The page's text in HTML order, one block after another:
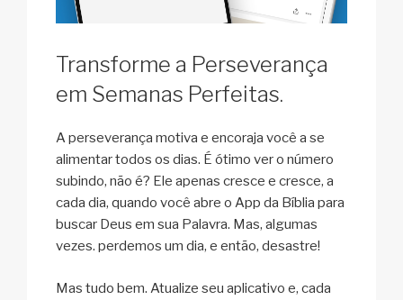
Transforme a Perseverança
em Semanas Perfeitas.
A perseverança motiva e encoraja você a se
alimentar todos os dias. É ótimo ver o número
subindo, não é? Ele apenas cresce e cresce, a
cada dia, quando você abre o App da Bíblia para
buscar Deus em sua Palavra. Mas, algumas
vezes. perdemos um dia, e então, desastre!
Mas tudo bem. Atualize seu aplicativo e, cada